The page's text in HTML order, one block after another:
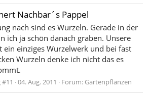
Nachbar´s Pappel
nach sind es Wurzeln. Gerade in der
ich ja schön danach graben. Unsere
ein einziges Wurzelwerk und bei fast
Wurzeln denke ich nicht das es
#11 04. Aug. 2011 Forum: Gartenpflanzen